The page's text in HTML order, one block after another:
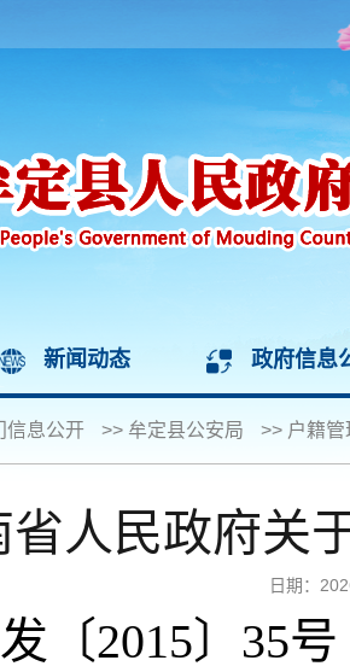
新闻动态 政府信息
信息公开 >> 牟定县公安局 >> 户籍管
省人民政府关
日期：
〔2015〕35号